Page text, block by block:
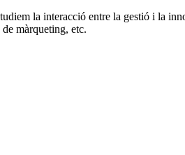
la interacció entre la gestió i la
màrqueting, etc.